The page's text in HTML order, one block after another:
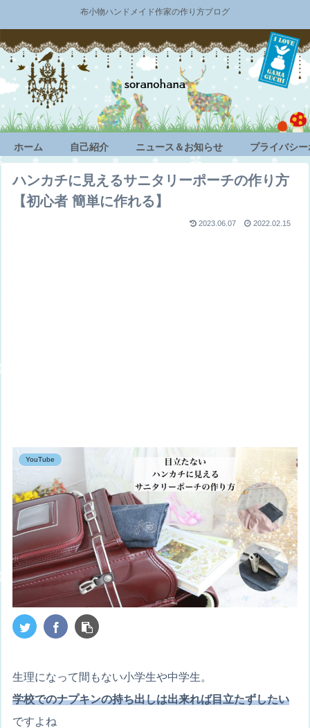
布小物ハンドメイド作家の作り方ブログ
ホーム 自己紹介 ニュース＆お知らせ プライバシ
ハンカチに見えるサニタリーポーチの作り方
【初心者 簡単に作れる】
2023.06.07 2022.02.15
YouTube
生理になって間もない小学生や中学生。
学校でのナプキンの持ち出しは出来れば目立たずしたい
ですよね